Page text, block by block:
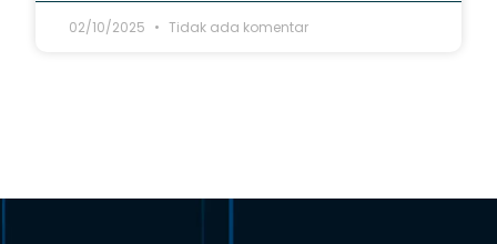
02/10/2025
Tidak ada komentar